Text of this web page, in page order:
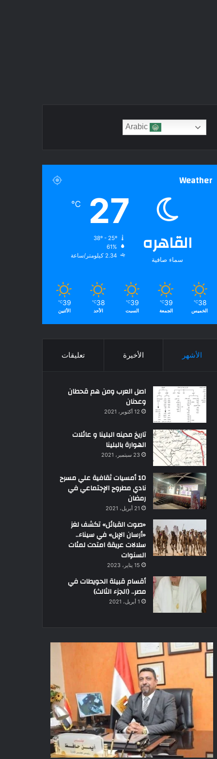
Arabic
Weather
القاهره
سماء صافية
27
℃
61%
2.34 كيلومتر/ساعة
38
℃
الخميس
39
℃
الجمعة
39
℃
السبت
38
℃
الأحد
39
℃
الأثنين
الأشهر الأخيرة تعليقات
اصل العرب ومن هم قحطان
وعدنان
12 أكتوبر، 2021
تاريخ مدينه البلينا و عائلات
الهوارة بالبلينا
23 سبتمبر، 2021
10 أمسيات ثقافية علي مسرح
نادي مطروح الإجتماعي في
رمضان
21 أبريل، 2021
«صوت القبائل» تكشف لغز
«أرسان الإبل» في سيناء..
سلالات عريقة امتدت لمئات
السنوات
15 يناير، 2023
أقسام قبيلة الحويطات في
مصر.. (الجزء الثالث)
1 أبريل، 2021